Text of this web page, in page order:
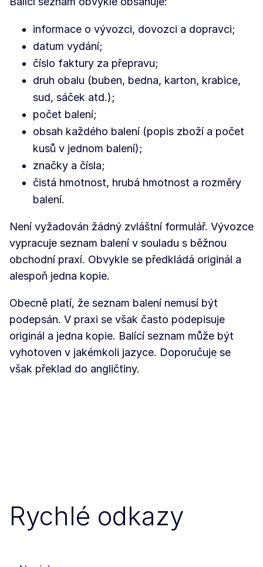
informace o vývozci, dovozci a dopravci;
datum vydání;
číslo faktury za přepravu;
druh obalu (buben, bedna, karton, krabice,
sud, sáček atd.);
počet balení;
obsah každého balení (popis zboží a počet
kusů v jednom balení);
značky a čísla;
čistá hmotnost, hrubá hmotnost a rozměry
balení.
Není vyžadován žádný zvláštní formulář. Vývozce
vypracuje seznam balení v souladu s běžnou
obchodní praxí. Obvykle se předkládá originál a
alespoň jedna kopie.
Obecně platí, že seznam balení nemusí být
podepsán. V praxi se však často podepisuje
originál a jedna kopie. Balící seznam může být
vyhotoven v jakémkoli jazyce. Doporučuje se
však překlad do angličtiny.
Rychlé odkazy